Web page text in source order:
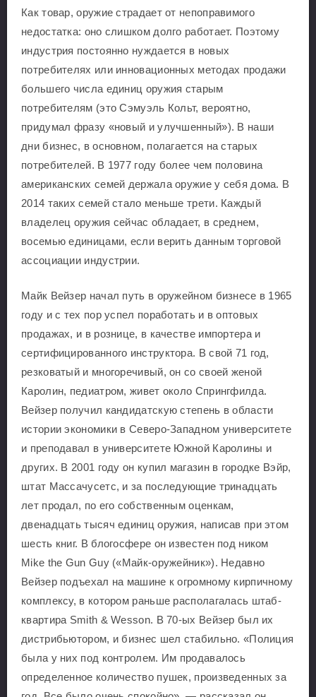
Как товар, оружие страдает от непоправимого
недостатка: оно слишком долго работает. Поэтому
индустрия постоянно нуждается в новых
потребителях или инновационных методах продажи
большего числа единиц оружия старым
потребителям (это Сэмуэль Кольт, вероятно,
придумал фразу «новый и улучшенный»). В наши
дни бизнес, в основном, полагается на старых
потребителей. В 1977 году более чем половина
американских семей держала оружие у себя дома. В
2014 таких семей стало меньше трети. Каждый
владелец оружия сейчас обладает, в среднем,
восемью единицами, если верить данным торговой
ассоциации индустрии.
Майк Вейзер начал путь в оружейном бизнесе в 1965
году и с тех пор успел поработать и в оптовых
продажах, и в рознице, в качестве импортера и
сертифицированного инструктора. В свой 71 год,
резковатый и многоречивый, он со своей женой
Каролин, педиатром, живет около Спрингфилда.
Вейзер получил кандидатскую степень в области
истории экономики в Северо-Западном университете
и преподавал в университете Южной Каролины и
других. В 2001 году он купил магазин в городке Вэйр,
штат Массачусетс, и за последующие тринадцать
лет продал, по его собственным оценкам,
двенадцать тысяч единиц оружия, написав при этом
шесть книг. В блогосфере он известен под ником
Mike the Gun Guy («Майк-оружейник»). Недавно
Вейзер подъехал на машине к огромному кирпичному
комплексу, в котором раньше располагалась штаб-
квартира Smith & Wesson. В 70-ых Вейзер был их
дистрибьютором, и бизнес шел стабильно. «Полиция
была у них под контролем. Им продавалось
определенное количество пушек, произведенных за